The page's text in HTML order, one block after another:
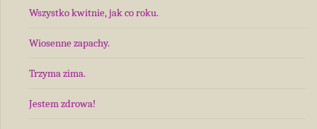
Wszystko kwitnie, jak co roku.
Wiosenne zapachy.
Trzyma zima.
Jestem zdrowa!